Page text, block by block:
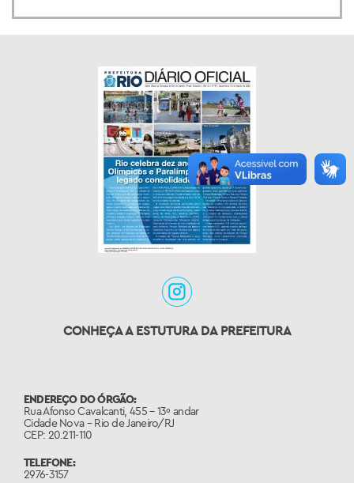
CONHEÇA A ESTUTURA DA PREFEITURA
ENDEREÇO DO ÓRGÃO:
Rua Afonso Cavalcanti, 455 – 13º andar
Cidade Nova – Rio de Janeiro/RJ
CEP: 20.211-110
TELEFONE:
2976-3157